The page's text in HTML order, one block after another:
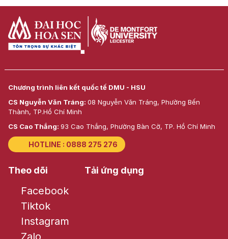
Chương trình liên kết quốc tế DMU - HSU
CS Nguyễn Văn Tráng: 08 Nguyễn Văn Tráng, Phường Bến
Thành, TP.Hồ Chí Minh
CS Cao Thắng: 93 Cao Thắng, Phường Bàn Cờ, TP. Hồ Chí Minh
HOTLINE : 0888 275 276
Theo dõi
Facebook
Tiktok
Instagram
Tải ứng dụng